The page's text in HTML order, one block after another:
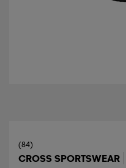
(84)
CROSS SPORTSWEAR